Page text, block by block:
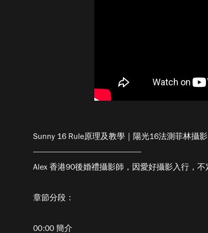
Sunny 16 Rule原理及教學｜陽光16法測菲林攝
-----------------------------------------------------
Alex 香港90後婚禮攝影師，因愛好攝影入行，不
章節分段：
00:00 簡介